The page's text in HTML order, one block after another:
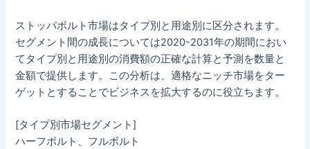
ストッパボルト市場はタイプ別と用途別に区分されます。
セグメント間の成長については2020-2031年の期間におい
てタイプ別と用途別の消費額の正確な計算と予測を数量と
金額で提供します。この分析は、適格なニッチ市場をター
ゲットとすることでビジネスを拡大するのに役立ちます。
[タイプ別市場セグメント]
ハーフボルト、フルボルト